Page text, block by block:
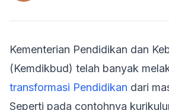
Kementerian Pendidikan dan
(Kemdikbud) telah banyak
transformasi Pendidikan dari
Seperti pada contohnya